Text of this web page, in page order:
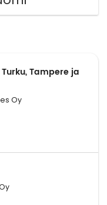
Tampere ja
Oy